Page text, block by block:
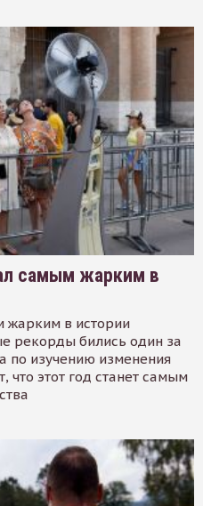
самым жарким в
жарким в истории
рекорды бились один за
по изучению изменения
что этот год станет самым